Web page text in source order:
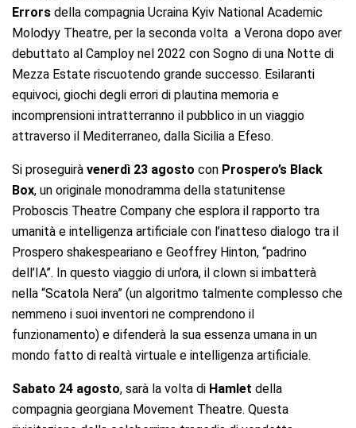
Errors della compagnia Ucraina Kyiv National Academic
Molodyy Theatre, per la seconda volta a Verona dopo aver
debuttato al Camploy nel 2022 con Sogno di una Notte di
Mezza Estate riscuotendo grande successo. Esilaranti
equivoci, giochi degli errori di plautina memoria e
incomprensioni intratterranno il pubblico in un viaggio
attraverso il Mediterraneo, dalla Sicilia a Efeso.
Si proseguirà venerdì 23 agosto con Prospero’s Black
Box, un originale monodramma della statunitense
Proboscis Theatre Company che esplora il rapporto tra
umanità e intelligenza artificiale con l’inatteso dialogo tra il
Prospero shakespeariano e Geoffrey Hinton, “padrino
dell’IA”. In questo viaggio di un’ora, il clown si imbatterà
nella “Scatola Nera” (un algoritmo talmente complesso che
nemmeno i suoi inventori ne comprendono il
funzionamento) e difenderà la sua essenza umana in un
mondo fatto di realtà virtuale e intelligenza artificiale.
Sabato 24 agosto, sarà la volta di Hamlet della
compagnia georgiana Movement Theatre. Questa